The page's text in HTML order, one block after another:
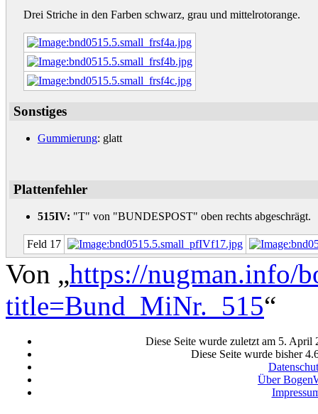
Drei Striche in den Farben schwarz, grau und mittelrotorange.
Sonstiges
Gummierung: glatt
Plattenfehler
515IV: "T" von "BUNDESPOST" oben rechts abgeschrägt.
Feld 17
Von „https://nugman.info/
title=Bund_MiNr._515“
Diese Seite wurde zuletzt am 5. April
Diese Seite wurde bisher
Über